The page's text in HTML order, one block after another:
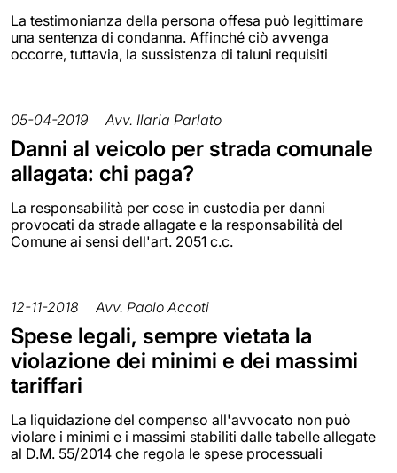
La testimonianza della persona offesa può legittimare
una sentenza di condanna. Affinché ciò avvenga
occorre, tuttavia, la sussistenza di taluni requisiti
05-04-2019 Avv. Ilaria Parlato
Danni al veicolo per strada comunale
allagata: chi paga?
La responsabilità per cose in custodia per danni
provocati da strade allagate e la responsabilità del
Comune ai sensi dell'art. 2051 c.c.
12-11-2018 Avv. Paolo Accoti
Spese legali, sempre vietata la
violazione dei minimi e dei massimi
tariffari
La liquidazione del compenso all'avvocato non può
violare i minimi e i massimi stabiliti dalle tabelle allegate
al D.M. 55/2014 che regola le spese processuali